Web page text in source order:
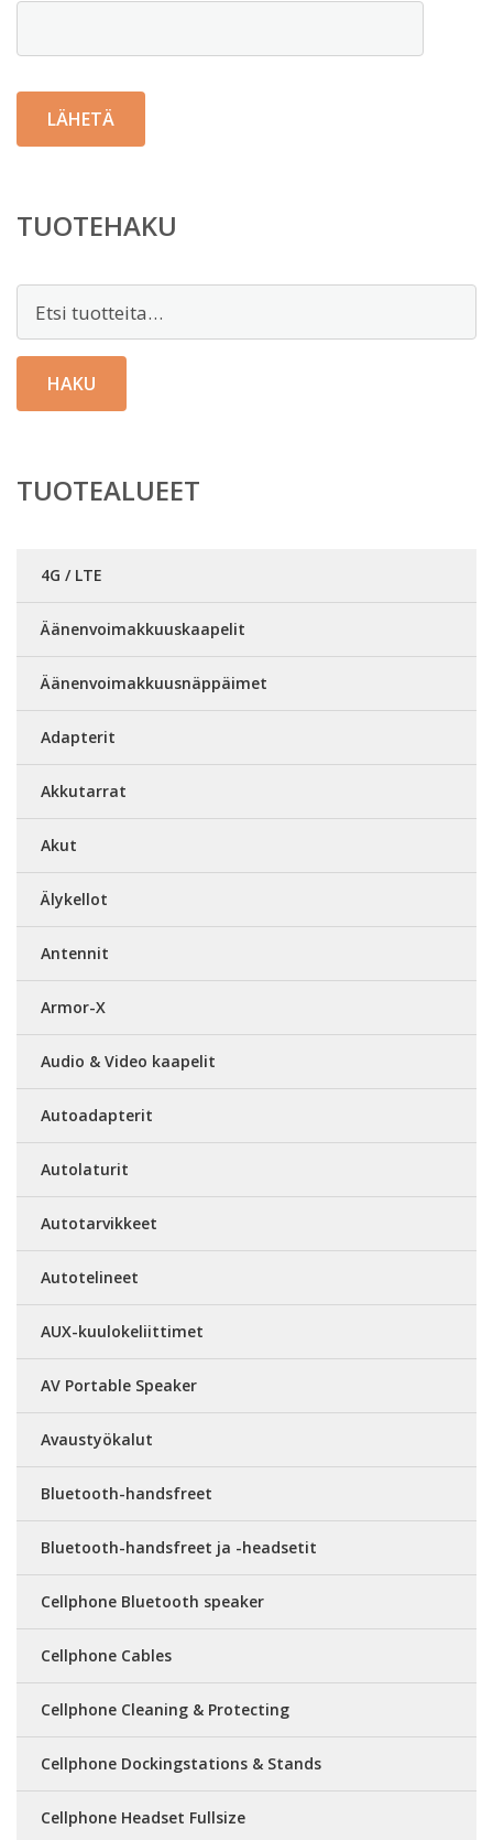
TUOTEHAKU
HAKU
TUOTEALUEET
4G / LTE
Äänenvoimakkuuskaapelit
Äänenvoimakkuusnäppäimet
Adapterit
Akkutarrat
Akut
Älykellot
Antennit
Armor-X
Audio & Video kaapelit
Autoadapterit
Autolaturit
Autotarvikkeet
Autotelineet
AUX-kuulokeliittimet
AV Portable Speaker
Avaustyökalut
Bluetooth-handsfreet
Bluetooth-handsfreet ja -headsetit
Cellphone Bluetooth speaker
Cellphone Cables
Cellphone Cleaning & Protecting
Cellphone Dockingstations & Stands
Cellphone Headset Fullsize